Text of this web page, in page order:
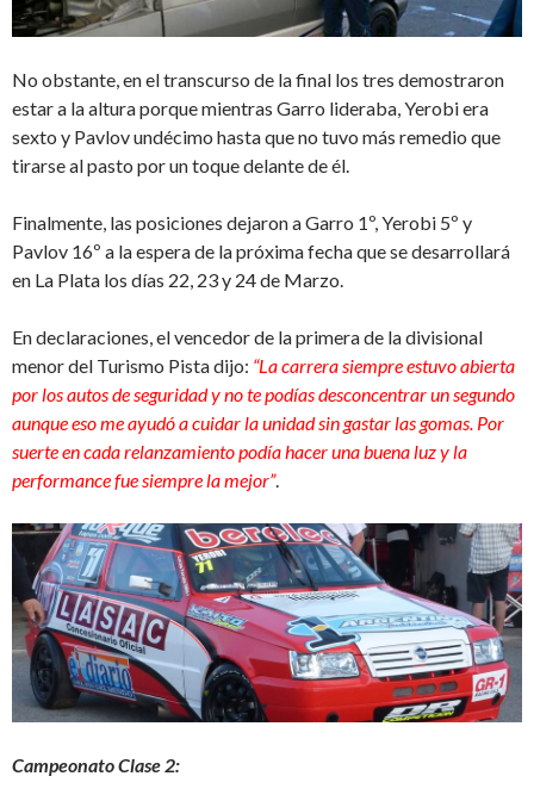
No obstante, en el transcurso de la final los tres demostraron
estar a la altura porque mientras Garro lideraba, Yerobi era
sexto y Pavlov undécimo hasta que no tuvo más remedio que
tirarse al pasto por un toque delante de él.
Finalmente, las posiciones dejaron a Garro 1º, Yerobi 5º y
Pavlov 16º a la espera de la próxima fecha que se desarrollará
en La Plata los días 22, 23 y 24 de Marzo.
En declaraciones, el vencedor de la primera de la divisional
menor del Turismo Pista dijo: “La carrera siempre estuvo abierta
por los autos de seguridad y no te podías desconcentrar un segundo
aunque eso me ayudó a cuidar la unidad sin gastar las gomas. Por
suerte en cada relanzamiento podía hacer una buena luz y la
performance fue siempre la mejor”.
Campeonato Clase 2: